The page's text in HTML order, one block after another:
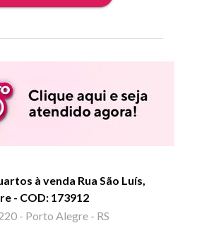
à venda Rua São Luís,
- COD: 173912
- Porto Alegre - RS